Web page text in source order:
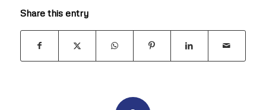
Share this entry